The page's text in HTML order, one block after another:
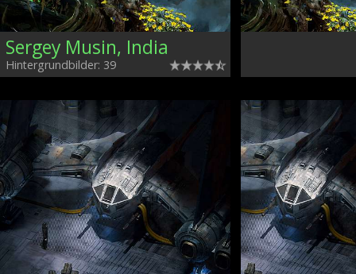
Sergey Musin, India
Hintergrundbilder: 39